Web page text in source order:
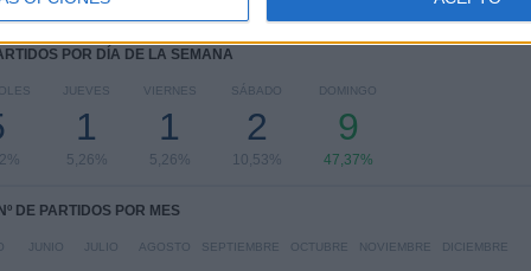
POR DÍA DE LA SEMANA
JUEVES
1
5,26%
VIERNES
1
5,26%
SÁBADO
2
10,53%
DOMINGO
9
47,37%
Nº DE PARTIDOS POR MES
JUNIO JULIO AGOSTO SEPTIEMBRE OCTUBRE NOVIEMBRE DICIEMBRE